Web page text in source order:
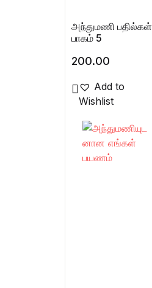
அந்துமணி பதில்கள்
பாகம் 5
200.00
Add to
Wishlist